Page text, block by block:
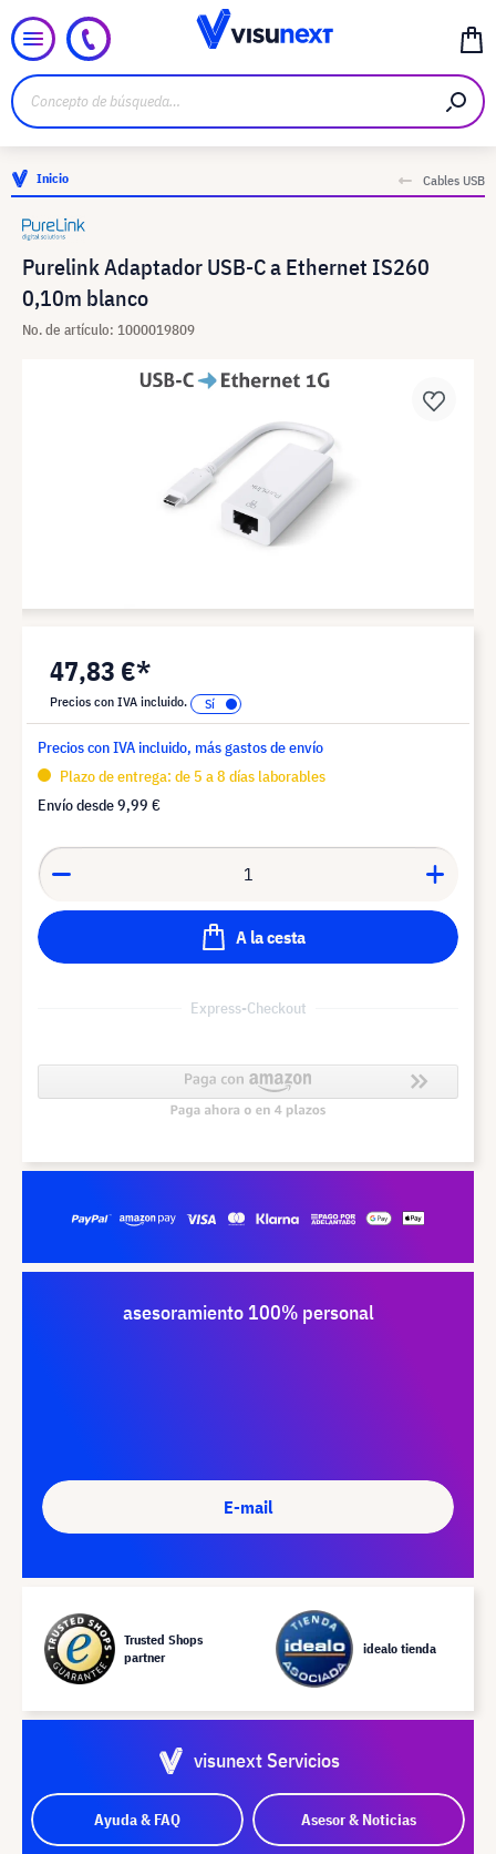
Inicio Cables USB
Purelink Adaptador USB-C a Ethernet IS260
0,10m blanco
No. de artículo: 1000019809
47,83 €*
Precios con IVA incluido.
Precios con IVA incluido, más gastos de envío
Plazo de entrega: de 5 a 8 días laborables
Envío desde9,99 €
A la cesta
Express-Checkout
asesoramiento 100% personal
E-mail
Trusted Shops
partner
idealo tienda
visunext Servicios
Ayuda & FAQ Asesor & Noticias